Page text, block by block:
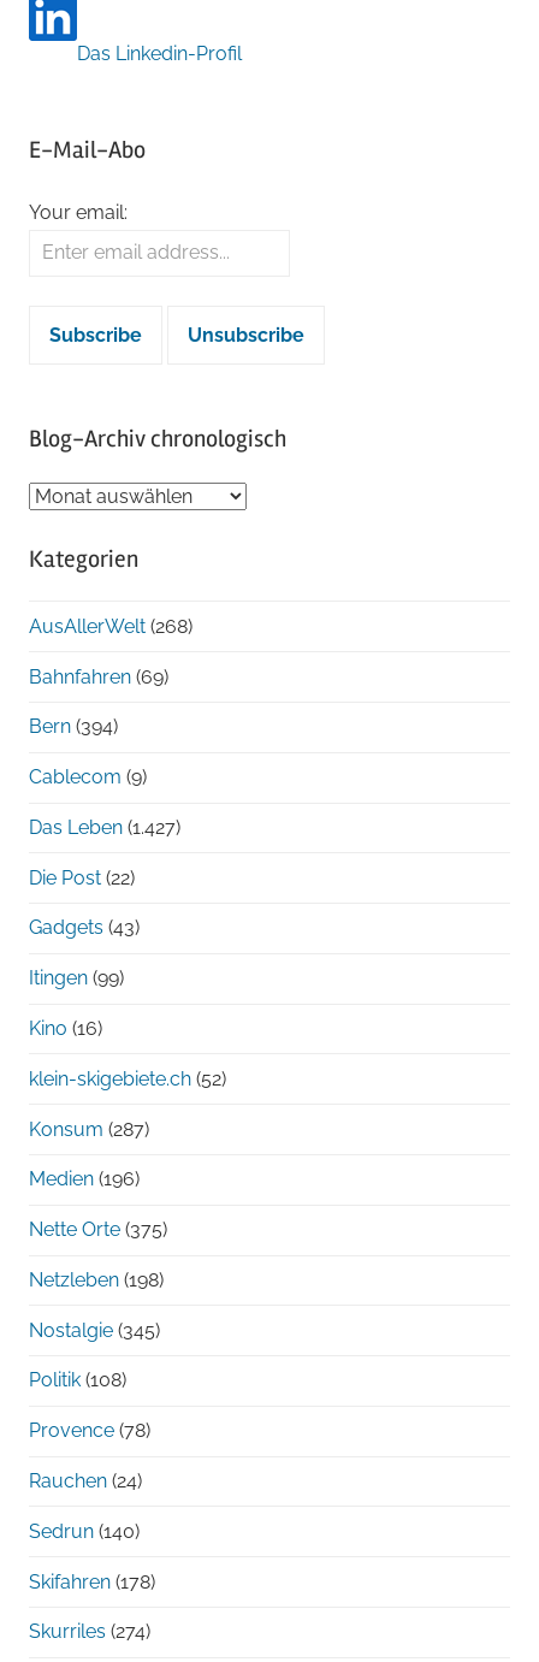
Das Linkedin-Profil
E-Mail-Abo
Your email:
Blog-Archiv chronologisch
Blog-
chronologisch
Kategorien
AusAllerWelt (268)
Bahnfahren (69)
Bern (394)
Cablecom (9)
Das Leben (1.427)
Die Post (22)
Gadgets (43)
Itingen (99)
Kino (16)
klein-skigebiete.ch (52)
Konsum (287)
Medien (196)
Nette Orte (375)
Netzleben (198)
Nostalgie (345)
Politik (108)
Provence (78)
Rauchen (24)
Sedrun (140)
Skifahren (178)
Skurriles (274)